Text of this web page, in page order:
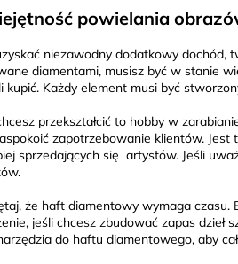
powielania
niezawodny dodatkowy dochód,
diamentami, musisz być w stanie
kupić. Każdy element musi być
przekształcić to hobby w
zapotrzebowanie klientów. Jest
sprzedających się artystów. Jeśli
że haft diamentowy wymaga czasu.
jeśli chcesz zbudować zapas
do haftu diamentowego, aby